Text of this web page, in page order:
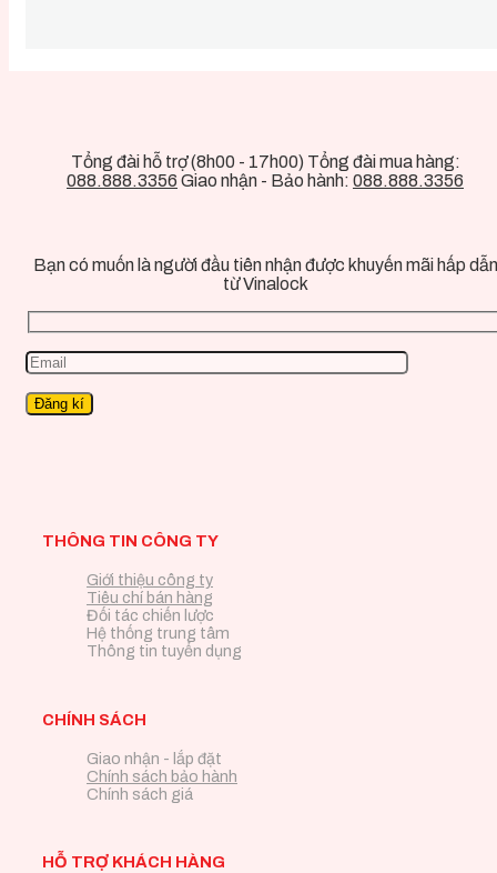
Tổng đài hỗ trợ (8h00 - 17h00) Tổng đài mua hàng:
088.888.3356 Giao nhận - Bảo hành: 088.888.3356
Bạn có muốn là người đầu tiên nhận được khuyến mãi hấp dẫn
từ Vinalock
THÔNG TIN CÔNG TY
Giới thiệu công ty
Tiêu chí bán hàng
Đối tác chiến lược
Hệ thống trung tâm
Thông tin tuyển dụng
CHÍNH SÁCH
Giao nhận - lắp đặt
Chính sách bảo hành
Chính sách giá
HỖ TRỢ KHÁCH HÀNG